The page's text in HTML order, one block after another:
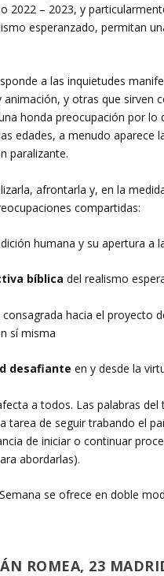
2022 – 2023, y
esperanzado, permitan
a las inquietudes
y otras que sirven
honda preocupación por lo
edades, a menudo aparece
paralizante.
afrontarla y, en la
compartidas:
humana y su apertura a
bíblica del realismo
hacia el proyecto
sí misma
desafiante en y desde la
a todos. Las palabras
tarea de seguir trabando el
de iniciar o continuar
abordarlas).
se ofrece en doble
ROMEA, 23